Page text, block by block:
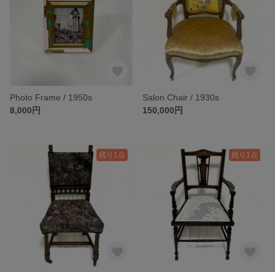
Photo Frame / 1950s
8,000円
Salon Chair / 1930s
150,000円
残り1点 残り1点